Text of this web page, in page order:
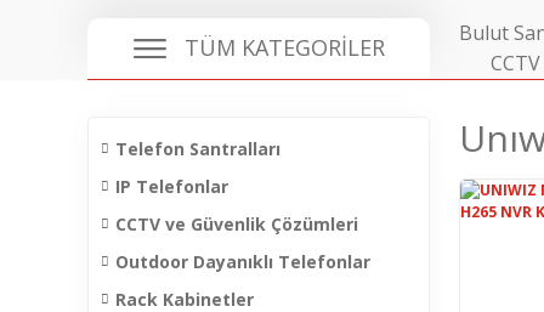
TÜM KATEGORİLER
Bulut
Telefon Santralları
IP Telefonlar
CCTV ve Güvenlik Çözümleri
Outdoor Dayanıklı Telefonlar
Rack Kabinetler